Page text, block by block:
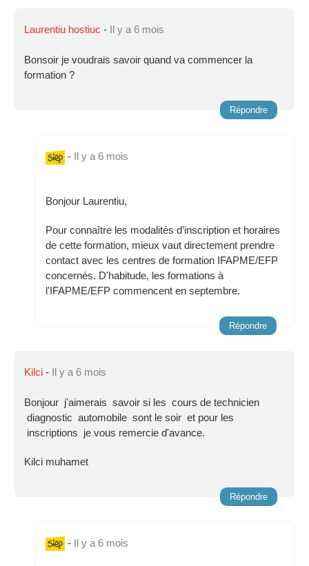
Laurentiu hostiuc - Il y a 6 mois
Bonsoir je voudrais savoir quand va commencer la
formation ?
Répondre
- Il y a 6 mois
Bonjour Laurentiu,
Pour connaître les modalités d’inscription et horaires
de cette formation, mieux vaut directement prendre
contact avec les centres de formation IFAPME/EFP
concernés. D'habitude, les formations à
l'IFAPME/EFP commencent en septembre.
Répondre
Kilci - Il y a 6 mois
Bonjour j'aimerais savoir si les cours de technicien
diagnostic automobile sont le soir et pour les
inscriptions je vous remercie d'avance.
Kilci muhamet
Répondre
- Il y a 6 mois